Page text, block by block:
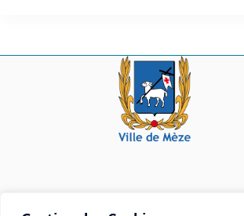
Mairie de Mèze